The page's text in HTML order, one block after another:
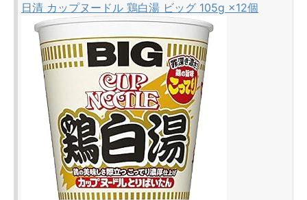
日清 カップヌードル 鶏白湯 ビッグ 105g ×12個